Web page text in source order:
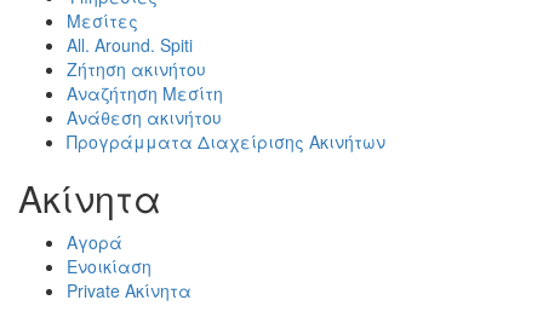
Μεσίτες
All. Around. Spiti
Ζήτηση ακινήτου
Αναζήτηση Μεσίτη
Ανάθεση ακινήτου
Προγράμματα Διαχείρισης Ακινήτων
Ακίνητα
Αγορά
Ενοικίαση
Private Ακίνητα